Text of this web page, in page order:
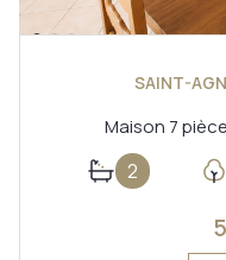
SAINT-
2